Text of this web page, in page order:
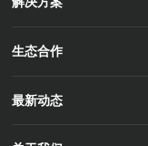
生态合作
最新动态